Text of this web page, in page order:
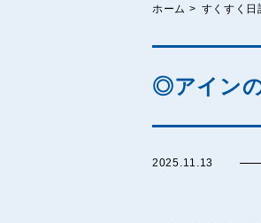
ホーム > すくすく日
◎アイン
2025.11.13